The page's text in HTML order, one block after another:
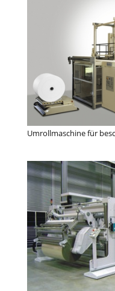
Umrollmaschine für